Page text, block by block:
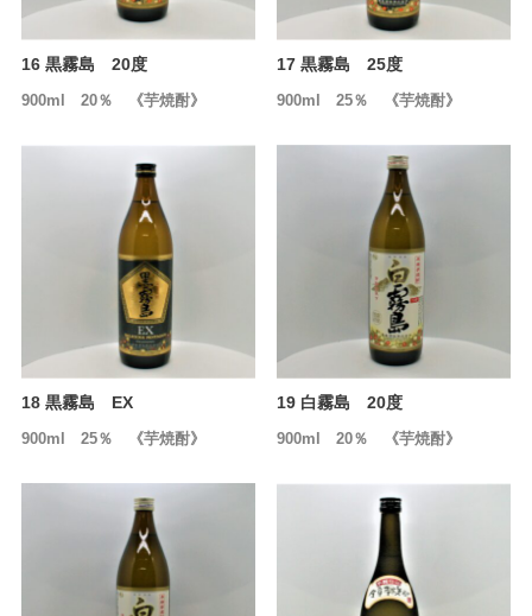
16 黒霧島 20度
900ml 20％ 《芋焼酎》
17 黒霧島 25度
900ml 25％ 《芋焼酎》
18 黒霧島 EX
900ml 25％ 《芋焼酎》
19 白霧島 20度
900ml 20％ 《芋焼酎》